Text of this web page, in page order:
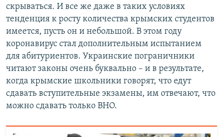
скрываться. И все же даже в таких условиях
тенденция к росту количества крымских студентов
имеется, пусть он и небольшой. В этом году
коронавирус стал дополнительным испытанием
для абитуриентов. Украинские пограничники
читают законы очень буквально – и в результате,
когда крымские школьники говорят, что едут
сдавать вступительные экзамены, им отвечают, что
можно сдавать только ВНО.